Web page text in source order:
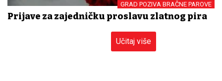
GRAD POZIVA BRAČNE PAROVE
Prijave za zajedničku proslavu zlatnog pira
Učitaj više